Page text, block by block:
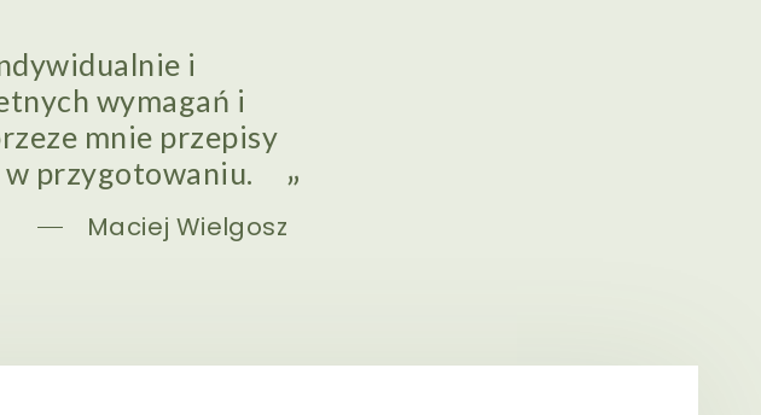
i
wymagań i
mnie przepisy
w przygotowaniu.
Maciej Wielgosz